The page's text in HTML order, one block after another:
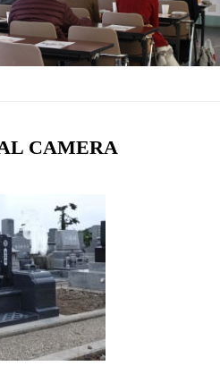
CAMERA